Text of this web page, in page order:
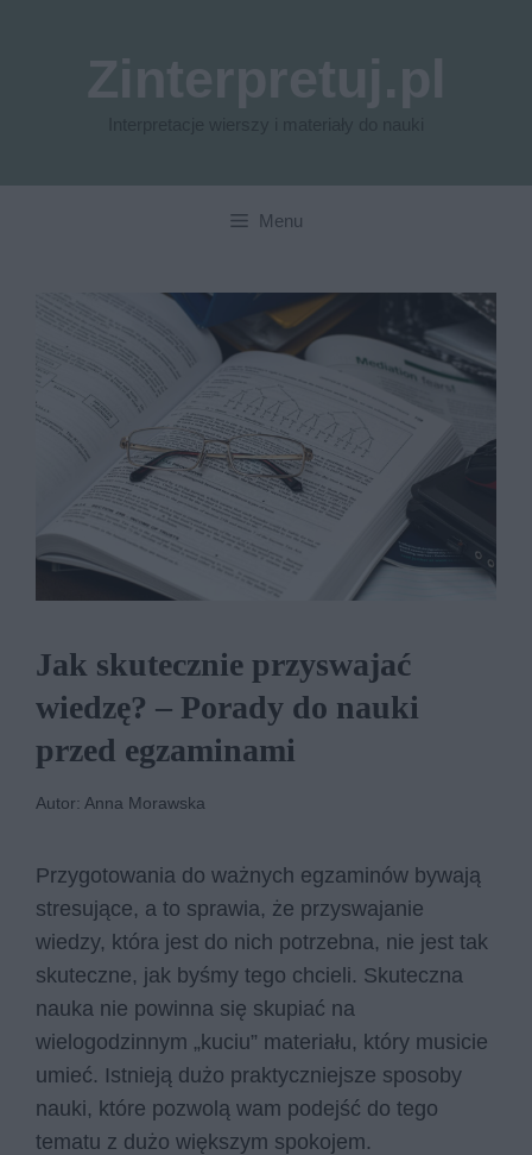
Menu
Jak skutecznie przyswajać
wiedzę? – Porady do nauki
przed egzaminami
Autor: Anna Morawska
Przygotowania do ważnych egzaminów bywają
stresujące, a to sprawia, że przyswajanie
wiedzy, która jest do nich potrzebna, nie jest tak
skuteczne, jak byśmy tego chcieli. Skuteczna
nauka nie powinna się skupiać na
wielogodzinnym „kuciu” materiału, który musicie
umieć. Istnieją dużo praktyczniejsze sposoby
nauki, które pozwolą wam podejść do tego
tematu z dużo większym spokojem.